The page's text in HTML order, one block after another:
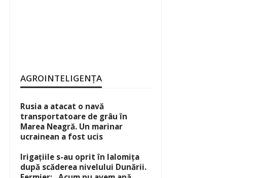
AGROINTELIGENȚA
Rusia a atacat o navă
transportatoare de grâu în
Marea Neagră. Un marinar
ucrainean a fost ucis
Irigațiile s-au oprit în Ialomița
după scăderea nivelului Dunării.